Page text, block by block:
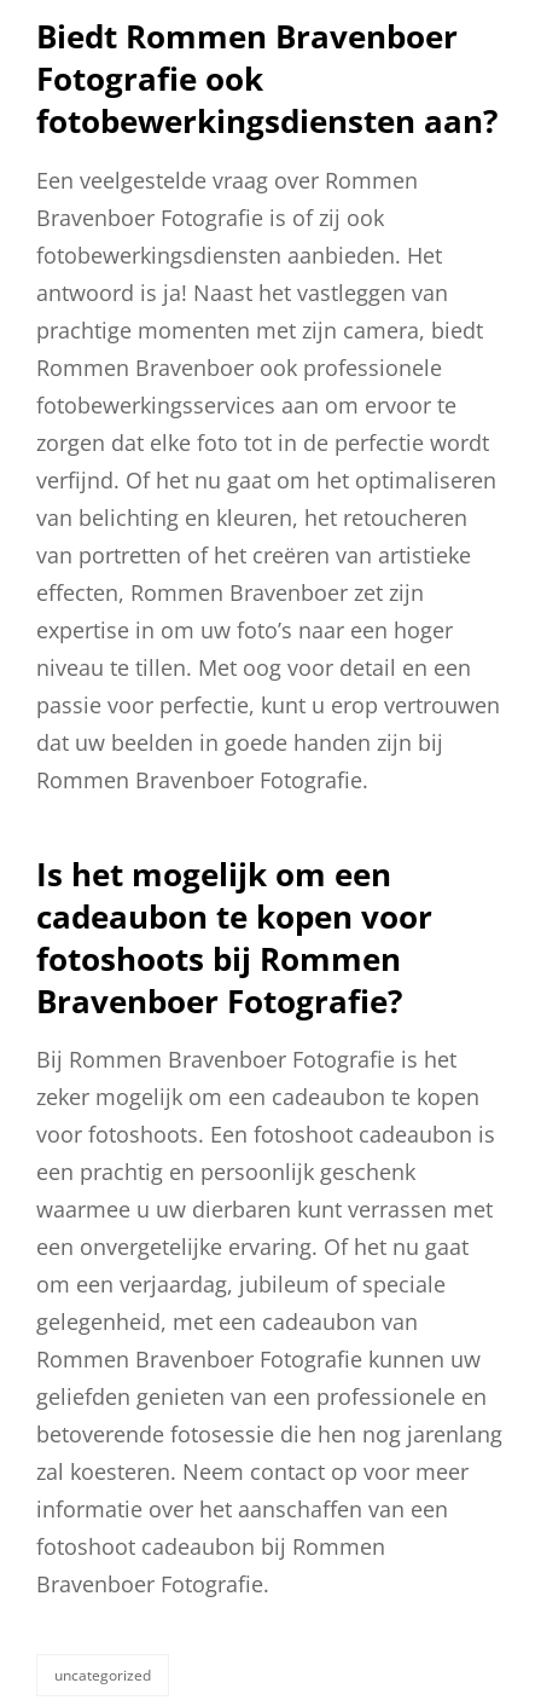
Biedt Rommen Bravenboer
Fotografie ook
fotobewerkingsdiensten aan?
Een veelgestelde vraag over Rommen
Bravenboer Fotografie is of zij ook
fotobewerkingsdiensten aanbieden. Het
antwoord is ja! Naast het vastleggen van
prachtige momenten met zijn camera, biedt
Rommen Bravenboer ook professionele
fotobewerkingsservices aan om ervoor te
zorgen dat elke foto tot in de perfectie wordt
verfijnd. Of het nu gaat om het optimaliseren
van belichting en kleuren, het retoucheren
van portretten of het creëren van artistieke
effecten, Rommen Bravenboer zet zijn
expertise in om uw foto’s naar een hoger
niveau te tillen. Met oog voor detail en een
passie voor perfectie, kunt u erop vertrouwen
dat uw beelden in goede handen zijn bij
Rommen Bravenboer Fotografie.
Is het mogelijk om een
cadeaubon te kopen voor
fotoshoots bij Rommen
Bravenboer Fotografie?
Bij Rommen Bravenboer Fotografie is het
zeker mogelijk om een cadeaubon te kopen
voor fotoshoots. Een fotoshoot cadeaubon is
een prachtig en persoonlijk geschenk
waarmee u uw dierbaren kunt verrassen met
een onvergetelijke ervaring. Of het nu gaat
om een verjaardag, jubileum of speciale
gelegenheid, met een cadeaubon van
Rommen Bravenboer Fotografie kunnen uw
geliefden genieten van een professionele en
betoverende fotosessie die hen nog jarenlang
zal koesteren. Neem contact op voor meer
informatie over het aanschaffen van een
fotoshoot cadeaubon bij Rommen
Bravenboer Fotografie.
categorieën
uncategorized